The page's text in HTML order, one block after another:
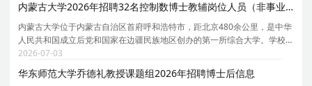
内蒙古大学2026年招聘32名控制数博士教辅岗位人员（非事业编制）公告
内蒙古大学位于内蒙古自治区首府呼和浩特市，距北京480余公里，是中华
人民共和国成立后党和国家在边疆民族地区创办的第一所综合大学。学校
创办于1957年，时任国务院副总理、自治区主席乌兰夫任首任校长。学校
于1962年招收研究生，1978年被确定为全国88所重点
2026-07-03
华东师范大学乔德礼教授课题组2026年招聘博士后信息